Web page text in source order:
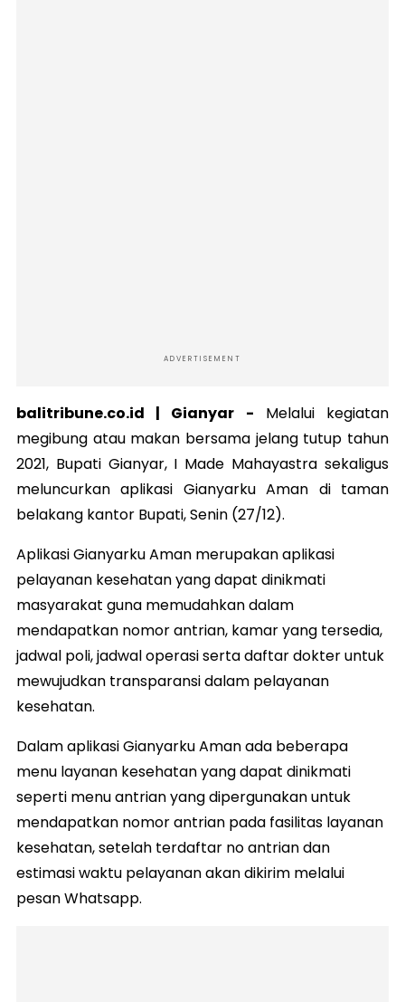
ADVERTISEMENT
balitribune.co.id | Gianyar - Melalui kegiatan
megibung atau makan bersama jelang tutup tahun
2021, Bupati Gianyar, I Made Mahayastra sekaligus
meluncurkan aplikasi Gianyarku Aman di taman
belakang kantor Bupati, Senin (27/12).
Aplikasi Gianyarku Aman merupakan aplikasi
pelayanan kesehatan yang dapat dinikmati
masyarakat guna memudahkan dalam
mendapatkan nomor antrian, kamar yang tersedia,
jadwal poli, jadwal operasi serta daftar dokter untuk
mewujudkan transparansi dalam pelayanan
kesehatan.
Dalam aplikasi Gianyarku Aman ada beberapa
menu layanan kesehatan yang dapat dinikmati
seperti menu antrian yang dipergunakan untuk
mendapatkan nomor antrian pada fasilitas layanan
kesehatan, setelah terdaftar no antrian dan
estimasi waktu pelayanan akan dikirim melalui
pesan Whatsapp.